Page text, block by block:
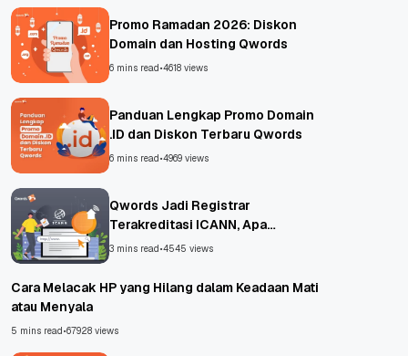
Promo Ramadan 2026: Diskon
Domain dan Hosting Qwords
6 mins read•4618 views
Panduan Lengkap Promo Domain
.ID dan Diskon Terbaru Qwords
6 mins read•4969 views
Qwords Jadi Registrar
Terakreditasi ICANN, Apa
Untungnya?
3 mins read•4545 views
Cara Melacak HP yang Hilang dalam Keadaan Mati
atau Menyala
5 mins read•67928 views